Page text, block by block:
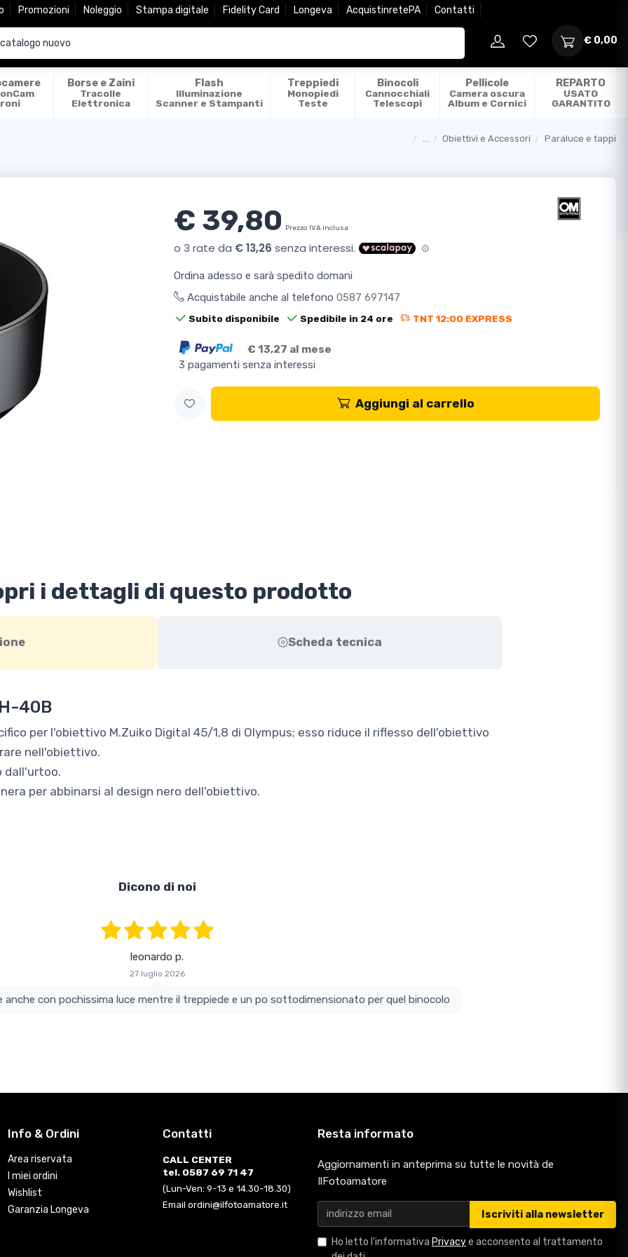
Promozioni Noleggio Stampa digitale Fidelity Card Longeva AcquistinretePA Contatti
€ 0,00
Borse e Zaini
Tracolle
Elettronica
Flash
Illuminazione
Scanner e Stampanti
Treppiedi
Monopiedi
Teste
Binocoli
Cannocchiali
Telescopi
Pellicole
Camera oscura
Album e Cornici
REPARTO
USATO
GARANTITO
Obiettivi e Accessori Paraluce e tappi
€ 39,80 Prezzo IVA inclusa
Ordina adesso e sarà spedito domani
Acquistabile anche al telefono 0587 697147
Subito disponibile Spedibile in 24 ore TNT 12:00 EXPRESS
€ 13,27 al mese
3 pagamenti senza interessi
Aggiungi al carrello
i dettagli di questo prodotto
Scheda tecnica
40B
per l'obiettivo M.Zuiko Digital 45/1,8 di Olympus; esso riduce il riflesso dell'obiettivo
nell'obiettivo.
dall'urtoo.
per abbinarsi al design nero dell'obiettivo.
Dicono di noi
leonardo p.
27 luglio 2026
e perfetto si vede anche con pochissima luce mentre il treppiede e un po sottodimensionato per quel binocolo
Info & Ordini
Area riservata
I miei ordini
Wishlist
Garanzia Longeva
Contatti
CALL CENTER
tel. 0587 69 71 47
(Lun-Ven: 9-13 e 14.30-18.30)
Email ordini@ilfotoamatore.it
Resta informato
Aggiornamenti in anteprima su tutte le novità de
IlFotoamatore
Iscriviti alla newsletter
Ho letto l'informativa Privacye acconsento al trattamento